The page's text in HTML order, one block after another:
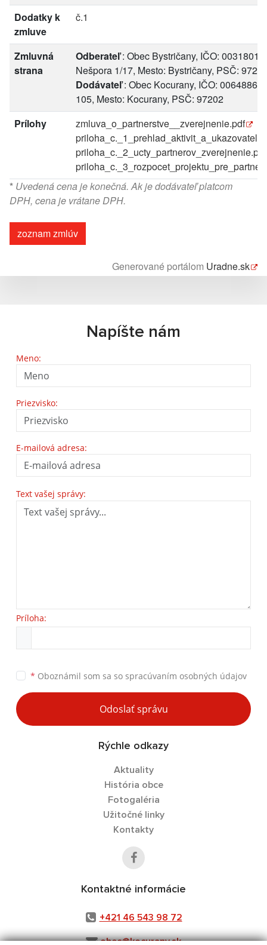
Dodatky k
zmluve
č.1
Zmluvná
strana
Odberateľ: Obec Bystričany, IČO:
Nešpora 1/17, Mesto: Bystričany, PSČ:
Dodávateľ: Obec Kocurany, IČO:
105, Mesto: Kocurany, PSČ: 97202
Prílohy
zmluva_o_partnerstve__zverejnenie.pdf
priloha_c._2_ucty_partnerov_zverejnenie.pdf
* Uvedená cena je konečná. Ak je dodávateľ platcom
DPH, cena je vrátane DPH.
zoznam zmlúv
Generované portálom Uradne.sk
Napíšte nám
Meno:
Priezvisko:
E-mailová adresa:
Text vašej správy:
Príloha:
* Oboznámil som sa so spracúvaním osobných údajov
Odoslať správu
Rýchle odkazy
Aktuality
História obce
Fotogaléria
Užitočné linky
Kontakty
Kontaktné informácie
+421 46 543 98 72
obec@kocurany.sk